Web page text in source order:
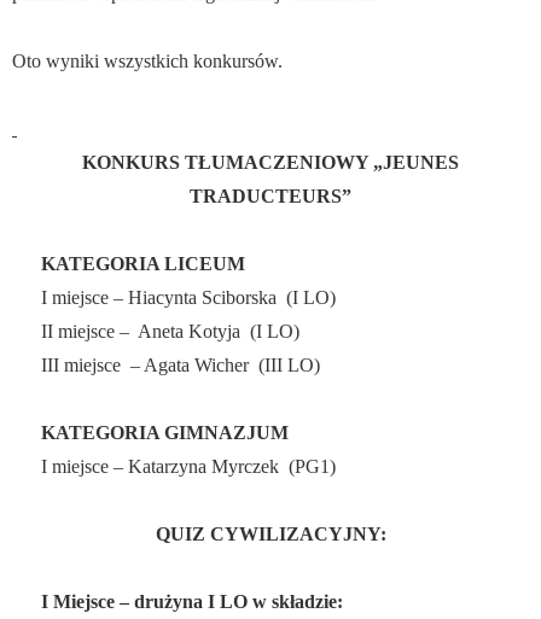
Oto wyniki wszystkich konkursów.
KONKURS TŁUMACZENIOWY „JEUNES
TRADUCTEURS”
KATEGORIA LICEUM
I miejsce – Hiacynta Sciborska (I LO)
II miejsce – Aneta Kotyja (I LO)
III miejsce – Agata Wicher (III LO)
KATEGORIA GIMNAZJUM
I miejsce – Katarzyna Myrczek (PG1)
QUIZ CYWILIZACYJNY:
I Miejsce – drużyna I LO w składzie: